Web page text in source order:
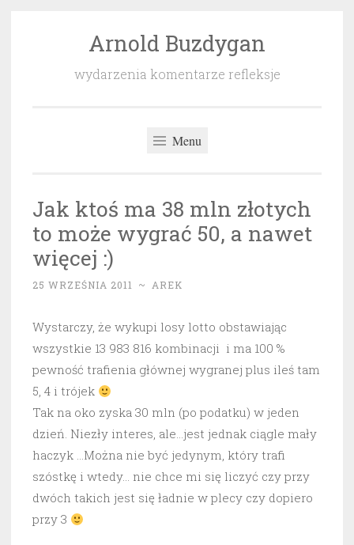
Arnold Buzdygan
wydarzenia komentarze refleksje
Menu
Jak ktoś ma 38 mln złotych
to może wygrać 50, a nawet
więcej :)
25 WRZEŚNIA 2011 ~ AREK
Wystarczy, że wykupi losy lotto obstawiając
wszystkie 13 983 816 kombinacji i ma 100 %
pewność trafienia głównej wygranej plus ileś tam
5, 4 i trójek
Tak na oko zyska 30 mln (po podatku) w jeden
dzień. Niezły interes, ale…jest jednak ciągle mały
haczyk …Można nie być jedynym, który trafi
szóstkę i wtedy… nie chce mi się liczyć czy przy
dwóch takich jest się ładnie w plecy czy dopiero
przy 3